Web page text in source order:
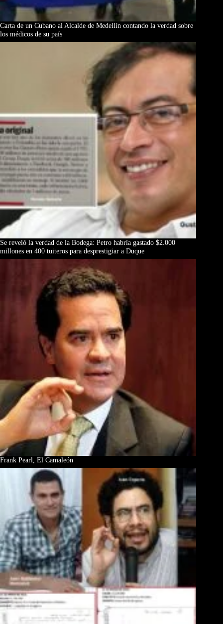
Carta de un Cubano al Alcalde de Medellín contando la verdad sobre
los médicos de su país
Se reveló la verdad de la Bodega: Petro habría gastado $2.000
millones en 400 tuiteros para desprestigiar a Duque
Frank Pearl, El Camaleón